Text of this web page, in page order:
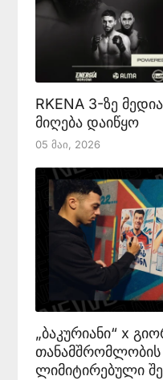
RKENA 3-ზე
მიღება დაიწყო
05 Მაი, 2026
„ბაკურიანი“ x
ლიმიტირებული